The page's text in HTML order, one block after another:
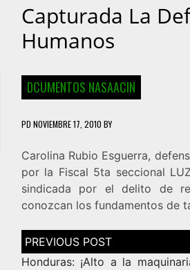
Capturada La
Humanos
DCUMENTOS NASAACIN
PD NOVIEMBRE 17, 2010 BY
Carolina Rubio Esguerra,
por la Fiscal 5ta seccional
sindicada por el delito de
conozcan los fundamentos de
Navegación
de
entradas
Honduras: ¡Alto a la